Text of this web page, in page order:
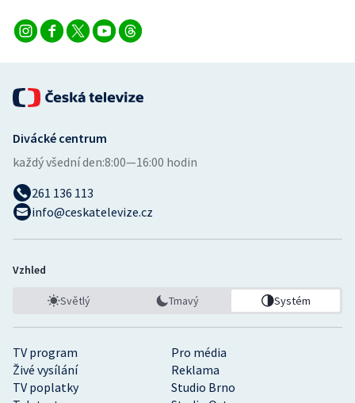
TV program
Pro média
Živé vysílání
Reklama
TV poplatky
Studio Brno
Divácké centrum
každý všední den:8:00—16:00 hodin
261 136 113
info@ceskatelevize.cz
Vzhled
Světlý Tmavý Systém